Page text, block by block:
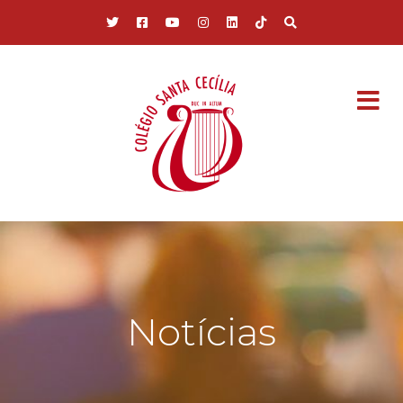
Notícias